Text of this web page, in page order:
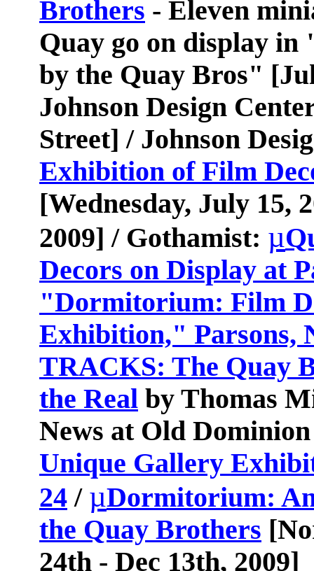
Brothers - Eleven
Quay go on display
by the Quay Bros"
Johnson Design
Street] / Johnson
Exhibition of Film
[Wednesday, July 15,
2009] / Gothamist: µ
Decors on Display at
"Dormitorium: Film
Exhibition," Parsons,
TRACKS: The Quay
the Real by Thomas
News at Old Dominion
Unique Gallery
24 / µDormitorium:
the Quay Brothers [
24th - Dec 13th, 2009]